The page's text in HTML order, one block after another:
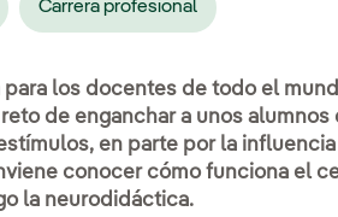
nueva.
Carrera profesional
para los docentes de todo el
de enganchar a unos
en parte por la
conocer cómo funciona el
la neurodidáctica.